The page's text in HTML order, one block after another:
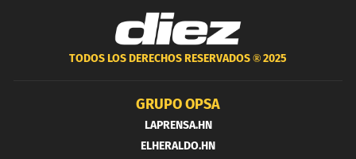
TODOS LOS DERECHOS RESERVADOS ®2025
GRUPO OPSA
LAPRENSA.HN
ELHERALDO.HN